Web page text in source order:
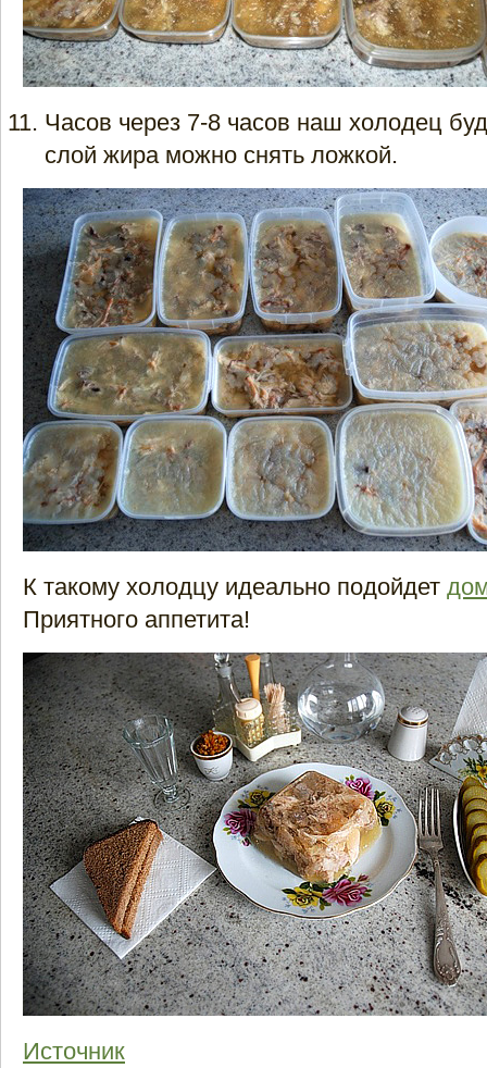
Часов через 7-8 часов наш холодец
слой жира можно снять ложкой.
К такому холодцу идеально подойдет
Приятного аппетита!
Источник